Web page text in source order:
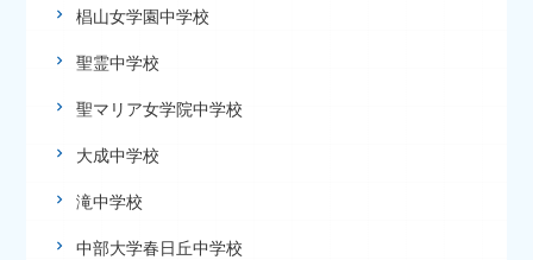
椙山女学園中学校
聖霊中学校
聖マリア女学院中学校
大成中学校
滝中学校
中部大学春日丘中学校